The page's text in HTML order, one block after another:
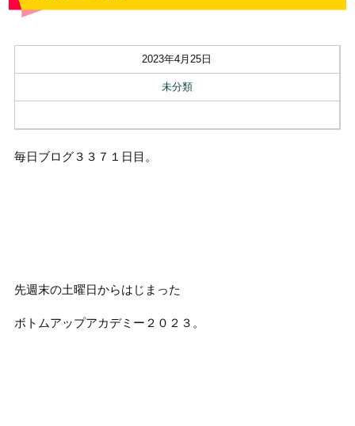
2023年4月25日
未分類
毎日ブログ３３７１ 日目。
先週末の土曜日からはじまった
ボトムアップアカデミー２０２３。